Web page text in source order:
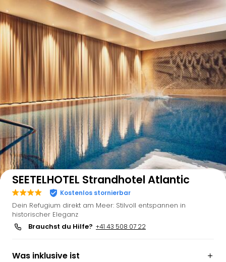
Auf der Karte anzeigen
SEETELHOTEL Strandhotel Atlantic
Kostenlos stornierbar
Dein Refugium direkt am Meer: Stilvoll entspannen in
historischer Eleganz
Brauchst du Hilfe? +41 43 508 07 22
Was inklusive ist